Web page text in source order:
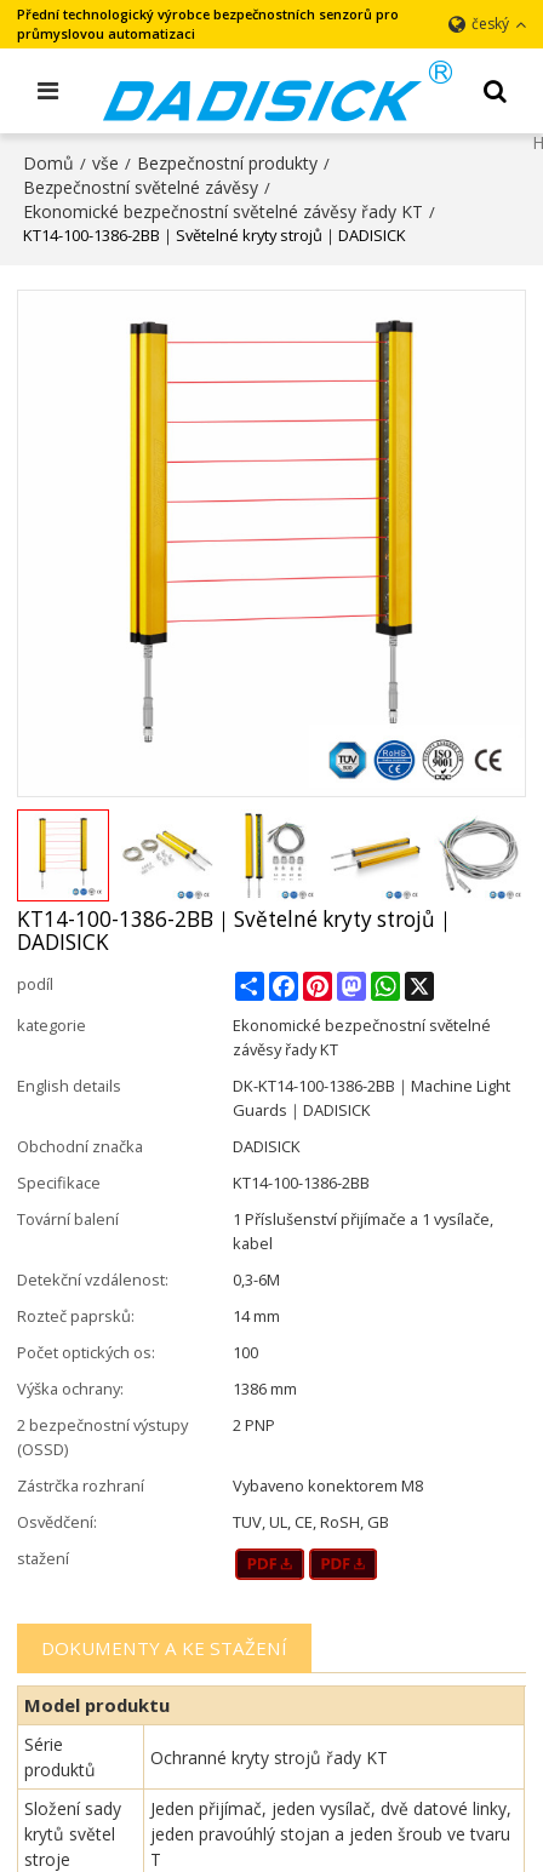
Přední technologický výrobce bezpečnostních senzorů pro
průmyslovou automatizaci
český
Domů / vše / Bezpečnostní produkty /
Bezpečnostní světelné závěsy /
Ekonomické bezpečnostní světelné závěsy řady KT /
KT14-100-1386-2BB｜Světelné kryty strojů｜DADISICK
KT14-100-1386-2BB｜Světelné kryty strojů｜
DADISICK
podíl ShareFacebookPinterestMastodonWhatsApp
kategorie
Ekonomické bezpečnostní světelné
závěsy řady KT
English details
DK-KT14-100-1386-2BB｜Machine Light
Guards｜DADISICK
Obchodní značka
DADISICK
Specifikace
KT14-100-1386-2BB
Tovární balení
1 Příslušenství přijímače a 1 vysílače,
kabel
Detekční vzdálenost:
0,3-6M
Rozteč paprsků:
14 mm
Počet optických os:
100
Výška ochrany:
1386 mm
2 bezpečnostní výstupy
(OSSD)
2 PNP
Zástrčka rozhraní
Vybaveno konektorem M8
Osvědčení:
TUV, UL, CE, RoSH, GB
stažení
DOKUMENTY A KE STAŽENÍ
Model produktu
Série
produktů
Ochranné kryty strojů řady KT
Složení sady
krytů světel
stroje
Jeden přijímač, jeden vysílač, dvě datové linky,
jeden pravoúhlý stojan a jeden šroub ve tvaru
T